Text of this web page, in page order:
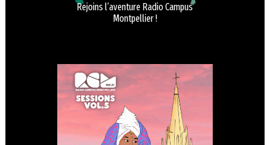
Rejoins l’aventure Radio Campus
Montpellier !